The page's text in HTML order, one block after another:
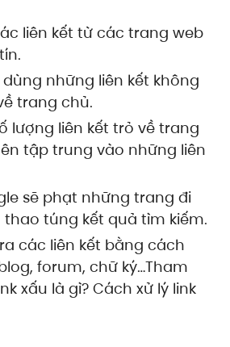
liên kết từ các trang web
dùng những liên kết không
trang chủ.
lượng liên kết trỏ về trang
tập trung vào những liên
sẽ phạt những trang đi
túng kết quả tìm kiếm.
ra các liên kết bằng cách
forum, chữ ký…Tham
xấu là gì? Cách xử lý link